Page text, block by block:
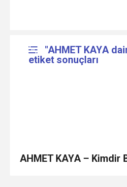
"AHMET KAYA
etiket sonuçları
AHMET KAYA – Kimdir